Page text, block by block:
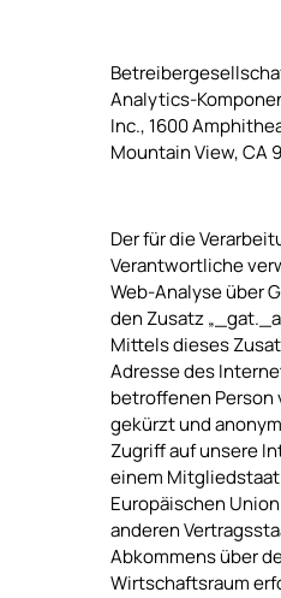
Analytics-
Inc., 1600
Mountain View, CA
Der für die
Verantwortliche
Web-Analyse über
den Zusatz
Mittels dieses
Adresse des
betroffenen Person
gekürzt und
Zugriff auf unsere
einem
Europäischen
anderen
Abkommens über
Wirtschaftsraum